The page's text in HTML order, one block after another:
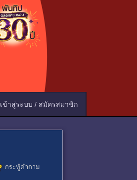
เข้าสู่ระบบ / สมัครสมาชิก
กระทู้คำถาม